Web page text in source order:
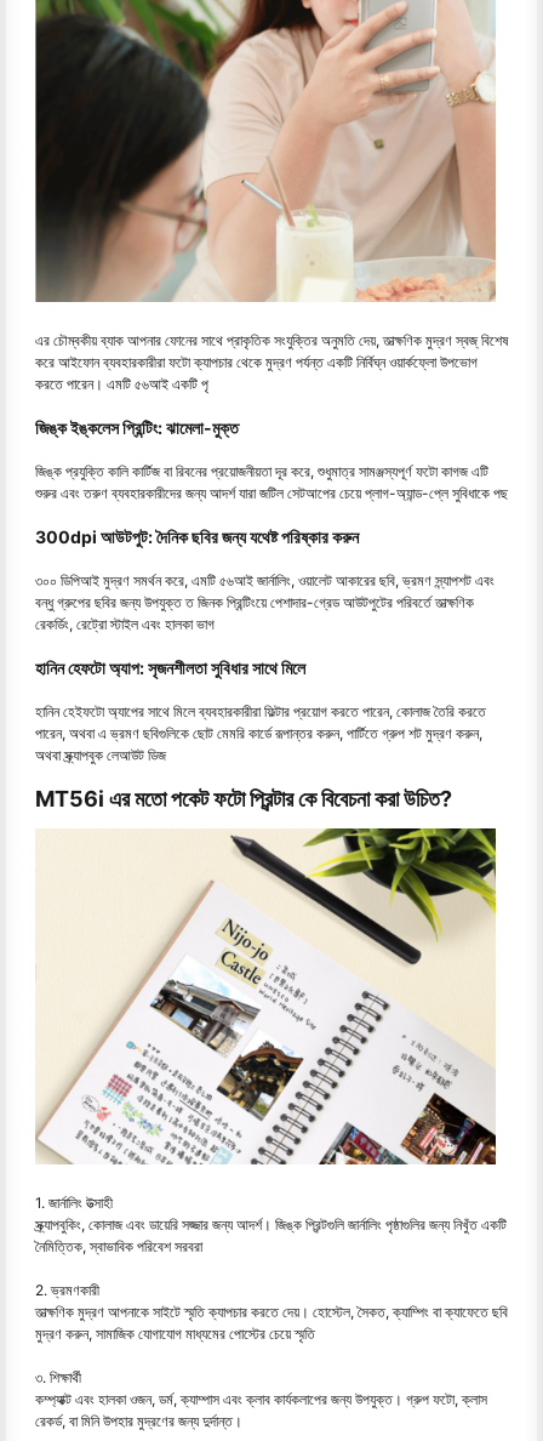
এর চৌম্বকীয় ব্যাক আপনার ফোনের সাথে প্রাকৃতিক সংযুক্তির অনুমতি দেয়, তাত্ক্ষণিক মুদ্রণ স্বজ্ বিশেষ
করে আইফোন ব্যবহারকারীরা ফটো ক্যাপচার থেকে মুদ্রণ পর্যন্ত একটি নির্বিঘ্ন ওয়ার্কফ্লো উপভোগ
করতে পারেন। এমটি ৫৬আই একটি পৃ
জিঙ্ক ইঙ্কলেস প্রিন্টিং: ঝামেলা-মুক্ত
জিঙ্ক প্রযুক্তি কালি কার্টিজ বা রিবনের প্রয়োজনীয়তা দূর করে, শুধুমাত্র সামঞ্জস্যপূর্ণ ফটো কাগজ এটি
শুরুর এবং তরুণ ব্যবহারকারীদের জন্য আদর্শ যারা জটিল সেটআপের চেয়ে প্লাগ-অ্যান্ড-প্লে সুবিধাকে পছ
300dpi আউটপুট: দৈনিক ছবির জন্য যথেষ্ট পরিষ্কার করুন
৩০০ ডিপিআই মুদ্রণ সমর্থন করে, এমটি ৫৬আই জার্নালিং, ওয়ালেট আকারের ছবি, ভ্রমণ স্ন্যাপশট এবং
বন্ধু গ্রুপের ছবির জন্য উপযুক্ত ত জিনক প্রিন্টিংয়ে পেশাদার-গ্রেড আউটপুটের পরিবর্তে তাত্ক্ষণিক
রেকর্ডিং, রেট্রো স্টাইল এবং হালকা ভাগ
হানিন হেফটো অ্যাপ: সৃজনশীলতা সুবিধার সাথে মিলে
হানিন হেইফটো অ্যাপের সাথে মিলে ব্যবহারকারীরা ফিল্টার প্রয়োগ করতে পারেন, কোলাজ তৈরি করতে
পারেন, অথবা এ ভ্রমণ ছবিগুলিকে ছোট মেমরি কার্ডে রূপান্তর করুন, পার্টিতে গ্রুপ শট মুদ্রণ করুন,
অথবা স্ক্র্যাপবুক লেআউট ডিজ
MT56i এর মতো পকেট ফটো প্রিন্টার কে বিবেচনা করা উচিত?
1. জার্নালিং উত্সাহী
স্ক্র্যাপবুকিং, কোলাজ এবং ডায়েরি সজ্জার জন্য আদর্শ। জিঙ্ক প্রিন্টগুলি জার্নালিং পৃষ্ঠাগুলির জন্য নিখুঁত একটি
নৈমিত্তিক, স্বাভাবিক পরিবেশ সরবরা
2. ভ্রমণকারী
তাত্ক্ষণিক মুদ্রণ আপনাকে সাইটে স্মৃতি ক্যাপচার করতে দেয়। হোস্টেল, সৈকত, ক্যাম্পিং বা ক্যাফেতে ছবি
মুদ্রণ করুন, সামাজিক যোগাযোগ মাধ্যমের পোস্টের চেয়ে স্মৃতি
৩. শিক্ষার্থী
কম্প্যাক্ট এবং হালকা ওজন, ডর্ম, ক্যাম্পাস এবং ক্লাব কার্যকলাপের জন্য উপযুক্ত। গ্রুপ ফটো, ক্লাস
রেকর্ড, বা মিনি উপহার মুদ্রণের জন্য দুর্দান্ত।